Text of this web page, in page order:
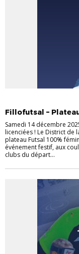
Fillofutsal –
Samedi 14 décembre
licenciées ! Le District de
plateau Futsal 100%
événement festif, aux
clubs du départ...